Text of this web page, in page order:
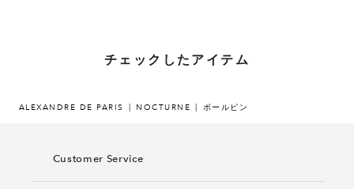
チェックしたアイテム
ALEXANDRE DE PARIS NOCTURNE ボールピン
Customer Service